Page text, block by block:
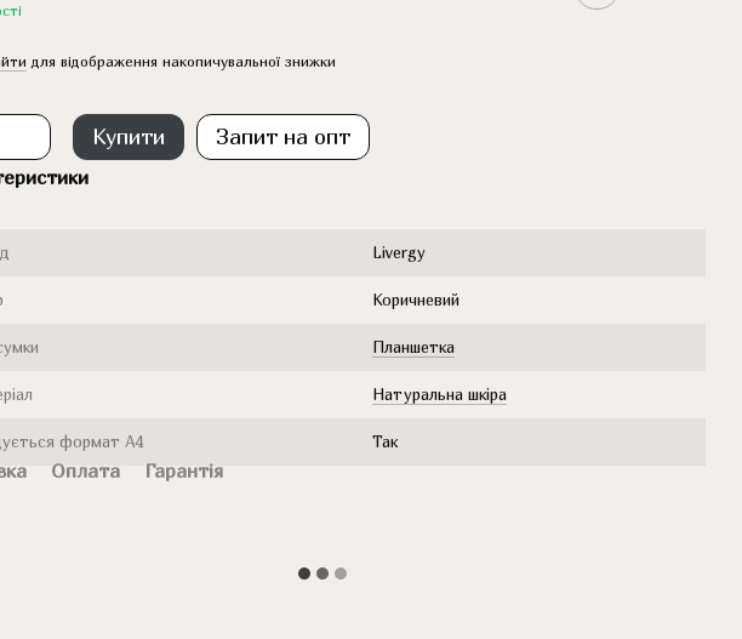
для відображення накопичувальної знижки
Купити Запит на опт
Livergy
Коричневий
Планшетка
Натуральна шкіра
формат А4 Так
Оплата Гарантія